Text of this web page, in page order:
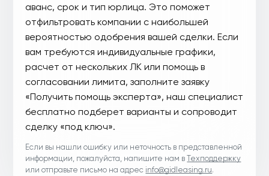
аванс, срок и тип юрлица. Это поможет
отфильтровать компании с наибольшей
вероятностью одобрения вашей сделки. Если
вам требуются индивидуальные графики,
расчет от нескольких ЛК или помощь в
согласовании лимита, заполните заявку
«Получить помощь эксперта», наш специалист
бесплатно подберет варианты и сопроводит
сделку «под ключ».
Если вы нашли ошибку или неточность в представленной
информации, пожалуйста, напишите нам вТехподдержку
или отправьте письмо на адрес info@gidleasing.ru.